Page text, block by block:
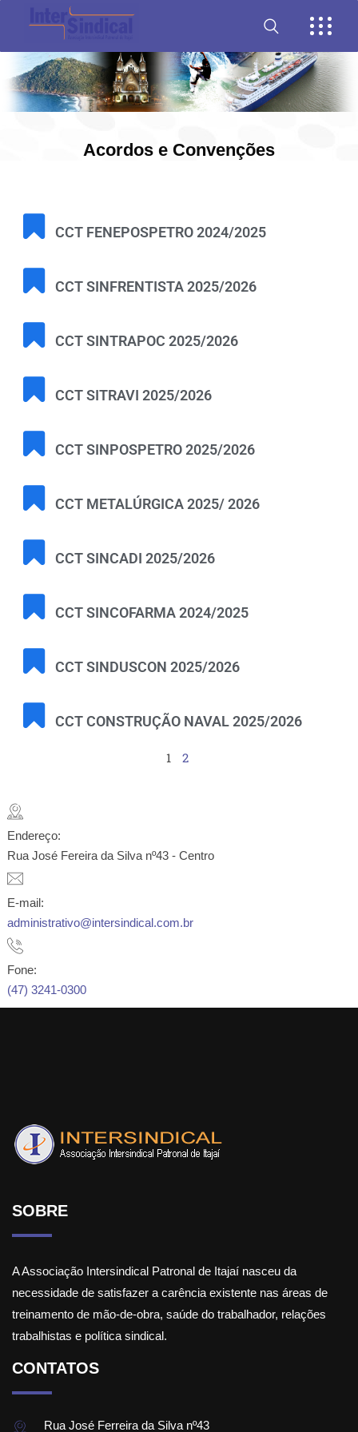
Acordos e Convenções
CCT FENEPOSPETRO 2024/2025
CCT SINFRENTISTA 2025/2026
CCT SINTRAPOC 2025/2026
CCT SITRAVI 2025/2026
CCT SINPOSPETRO 2025/2026
CCT METALÚRGICA 2025/ 2026
CCT SINCADI 2025/2026
CCT SINCOFARMA 2024/2025
CCT SINDUSCON 2025/2026
CCT CONSTRUÇÃO NAVAL 2025/2026
1 2
Endereço:
Rua José Fereira da Silva nº43 - Centro
E-mail:
administrativo@intersindical.com.br
Fone:
(47) 3241-0300
SOBRE
A Associação Intersindical Patronal de Itajaí nasceu da
necessidade de satisfazer a carência existente nas áreas de
treinamento de mão-de-obra, saúde do trabalhador, relações
trabalhistas e política sindical.
CONTATOS
Rua José Ferreira da Silva nº43